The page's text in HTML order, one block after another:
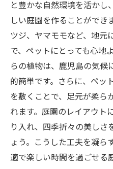
と豊かな自然環境を活かし
しい庭園を作ることができ
ツジ、ヤマモモなど、地元
で、ペットにとっても心地
らの植物は、鹿児島の気候
的簡単です。さらに、ペッ
を敷くことで、足元が柔ら
れます。庭園のレイアウト
り入れ、四季折々の美しさ
ょう。こうした工夫を凝ら
適で楽しい時間を過ごせる